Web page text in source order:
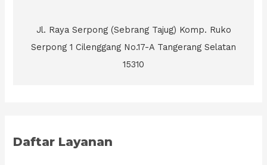
Jl. Raya Serpong (Sebrang Tajug) Komp. Ruko
Serpong 1 Cilenggang No.17-A Tangerang Selatan
15310
Daftar Layanan